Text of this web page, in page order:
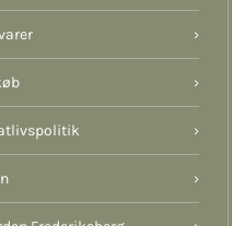
›
›
›
›